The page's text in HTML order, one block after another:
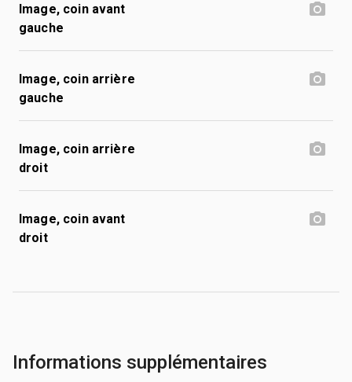
Image, coin avant
gauche
Image, coin arrière
gauche
Image, coin arrière
droit
Image, coin avant
droit
Informations supplémentaires